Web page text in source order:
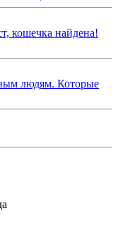
кошечка найдена!
людям. Которые